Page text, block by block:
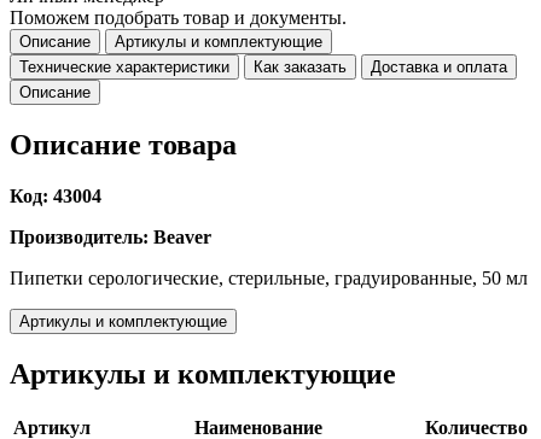
Поможем подобрать товар и документы.
Описание
Артикулы и комплектующие
Технические характеристики
Как заказать
Доставка и оплата
Описание
Описание товара
Код: 43004
Производитель: Beaver
Пипетки серологические, стерильные, градуированные, 50 мл
Артикулы и комплектующие
Артикулы и комплектующие
Артикул Наименование Количество